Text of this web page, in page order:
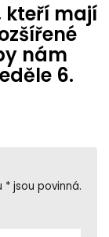
kteří mají
nám
6.
* jsou povinná.